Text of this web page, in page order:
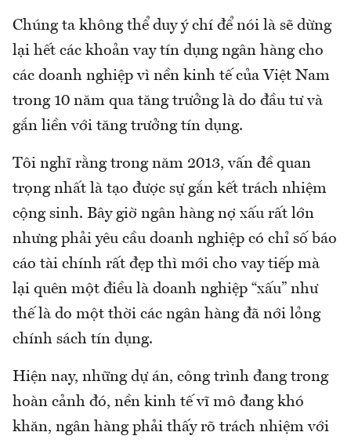
Chúng ta không thể duy ý chí để nói là sẽ dừng
lại hết các khoản vay tín dụng ngân hàng cho
các doanh nghiệp vì nền kinh tế của Việt Nam
trong 10 năm qua tăng trưởng là do đầu tư và
gắn liền với tăng trưởng tín dụng.
Tôi nghĩ rằng trong năm 2013, vấn đề quan
trọng nhất là tạo được sự gắn kết trách nhiệm
cộng sinh. Bây giờ ngân hàng nợ xấu rất lớn
nhưng phải yêu cầu doanh nghiệp có chỉ số báo
cáo tài chính rất đẹp thì mới cho vay tiếp mà
lại quên một điều là doanh nghiệp “xấu” như
thế là do một thời các ngân hàng đã nới lỏng
chính sách tín dụng.
Hiện nay, những dự án, công trình đang trong
hoàn cảnh đó, nền kinh tế vĩ mô đang khó
khăn, ngân hàng phải thấy rõ trách nhiệm với